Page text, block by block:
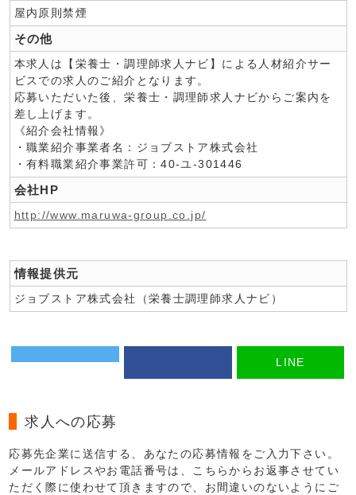
屋内原則禁煙
その他
本求人は【栄養士・調理師求人ナビ】による人材紹介サー
ビスでの求人のご紹介となります。
応募いただいた後、栄養士・調理師求人ナビからご案内を
差し上げます。
《紹介会社情報》
・職業紹介事業者名：ジョブストア株式会社
・有料職業紹介事業許可：40-ユ-301446
会社HP
http://www.maruwa-group.co.jp/
情報提供元
ジョブストア株式会社（栄養士調理師求人ナビ）
LINE
求人への応募
応募先企業に送信する、あなたの応募情報をご入力下さい。
メールアドレスやお電話番号は、こちらからお返事させてい
ただく際に使わせて頂きますので、お間違いのないようにご